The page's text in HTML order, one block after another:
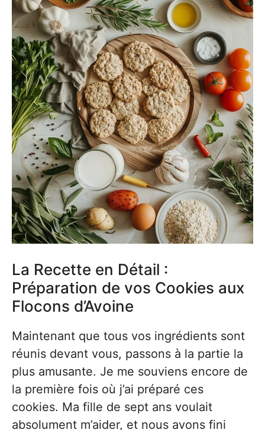
La Recette en Détail :
Préparation de vos Cookies aux
Flocons d’Avoine
Maintenant que tous vos ingrédients sont
réunis devant vous, passons à la partie la
plus amusante. Je me souviens encore de
la première fois où j’ai préparé ces
cookies. Ma fille de sept ans voulait
absolument m’aider, et nous avons fini